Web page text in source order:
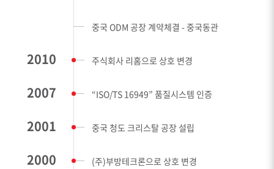
중국 ODM 공장 계약체결 - 중국동관
2010 주식회사 리홈으로 상호 변경
2007 “ISO/TS 16949” 품질시스템 인증
2001 중국 청도 크리스탈 공장 설립
2000 (주)부방테크론으로 상호 변경